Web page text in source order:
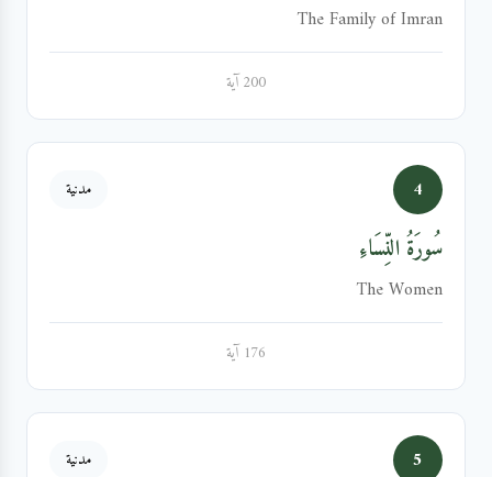
The Family of Imran
200 آية
4 مدنية
سُورَةُ النِّسَاءِ
The Women
176 آية
5 مدنية